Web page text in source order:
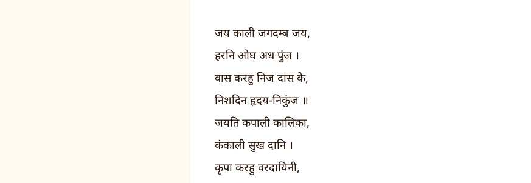
जय काली जगदम्ब जय,
हरनि ओघ अध पुंज ।
वास करहु निज दास के,
निशदिन हृदय-निकुंज ॥
जयति कपाली कालिका,
कंकाली सुख दानि ।
कृपा करहु वरदायिनी,